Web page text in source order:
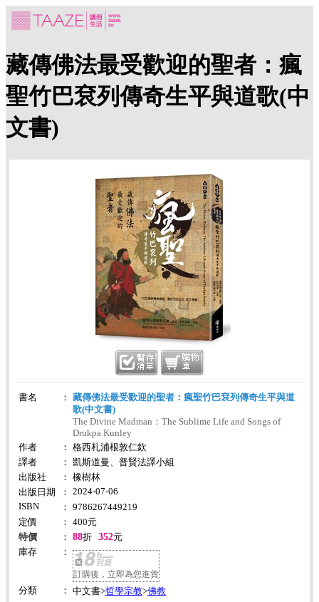
藏傳佛法最受歡迎的聖者：瘋
聖竹巴袞列傳奇生平與道歌(中
文書)
書名 ：
藏傳佛法最受歡迎的聖者：瘋聖竹巴袞列傳奇生平與道
歌(中文書)
The Divine Madman：The Sublime Life and Songs of
Drukpa Kunley
作者
：
格西札浦根敦仁欽
譯者
：
凱斯道曼、普賢法譯小組
出版社
：
橡樹林
出版日期
：
2024-07-06
ISBN
：
9786267449219
定價
： 400元
特價
： 88折 352元
庫存
：
訂購後，立即為您進貨
分類
： 中文書>哲學宗教>佛教